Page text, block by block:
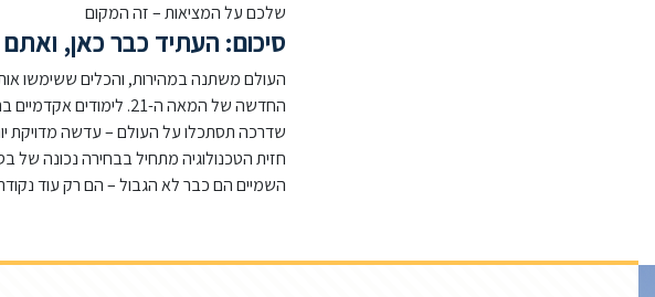
שלכם על המציאות – זה המקום
סיכום: העתיד כבר כאן, ואתם
העולם משתנה במהירות, והכלים ששימשו
החדשה של המאה ה-21.
שדרכה תסתכלו על העולם – עדשה מדויקת
חזית הטכנולוגיה מתחיל בבחירה נכונה
השמיים הם כבר לא הגבול – הם רק עוד